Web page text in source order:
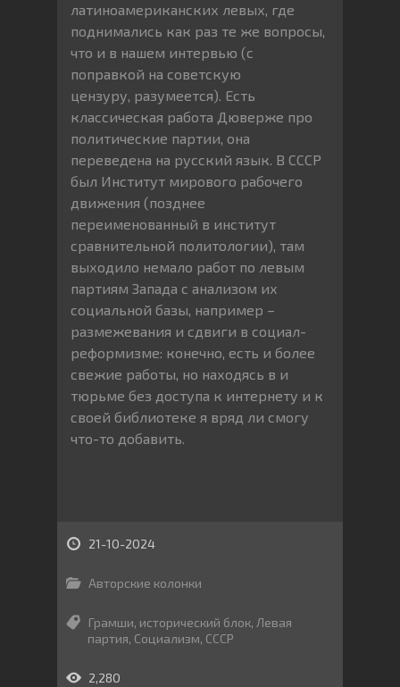
латиноамериканских левых, где
поднимались как раз те же вопросы,
что и в нашем интервью (с
поправкой на советскую
цензуру, разумеется). Есть
классическая работа Дюверже про
политические партии, она
переведена на русский язык. В СССР
был Институт мирового рабочего
движения (позднее
переименованный в институт
сравнительной политологии), там
выходило немало работ по левым
партиям Запада с анализом их
социальной базы, например –
размежевания и сдвиги в социал-
реформизме: конечно, есть и более
свежие работы, но находясь в и
тюрьме без доступа к интернету и к
своей библиотеке я вряд ли смогу
что-то добавить.
21-10-2024
Авторские колонки
Грамши, исторический блок, Левая
партия, Социализм, СССР
2,280